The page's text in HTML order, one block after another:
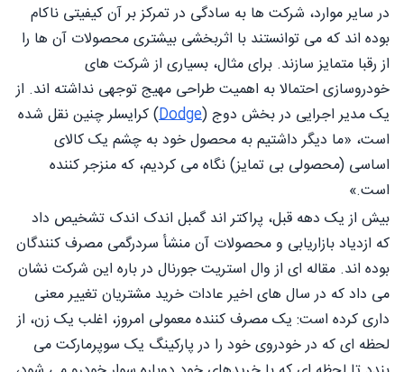
در سایر موارد، شرکت ها به سادگی در تمرکز بر آن کیفیتی ناکام
بوده اند که می توانستند با اثربخشی بیشتری محصولات آن ها را
از رقبا متمایز سازند. برای مثال، بسیاری از شرکت های
خودروسازی احتمالا به اهمیت طراحی مهیج توجهی نداشته اند. از
یک مدیر اجرایی در بخش دوج (Dodge) کرایسلر چنین نقل شده
است، «ما دیگر داشتیم به محصول خود به چشم یک کالای
اساسی (محصولی بی تمایز) نگاه می کردیم، که منزجر کننده
است.»
بیش از یک دهه قبل، پراکتر اند گمبل اندک اندک تشخیص داد
که ازدیاد بازاریابی و محصولات آن منشأ سردرگمی مصرف کنندگان
بوده اند. مقاله ای از وال استريت جورنال در باره این شرکت نشان
می داد که در سال های اخیر عادات خرید مشتریان تغییر معنی
داری کرده است: یک مصرف کننده معمولی امروز، اغلب یک زن، از
لحظه ای که در خودروی خود را در پارکینگ یک سوپرمارکت می